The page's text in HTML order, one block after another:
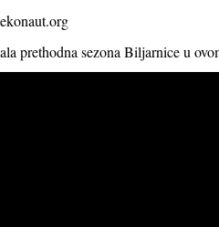
prethodna sezona Biljarnice u